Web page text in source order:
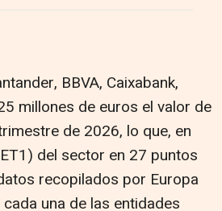
BBVA, Caixabank,
millones de euros el valor de
de 2026, lo que, en
del sector en 27 puntos
recopilados por Europa
una de las entidades